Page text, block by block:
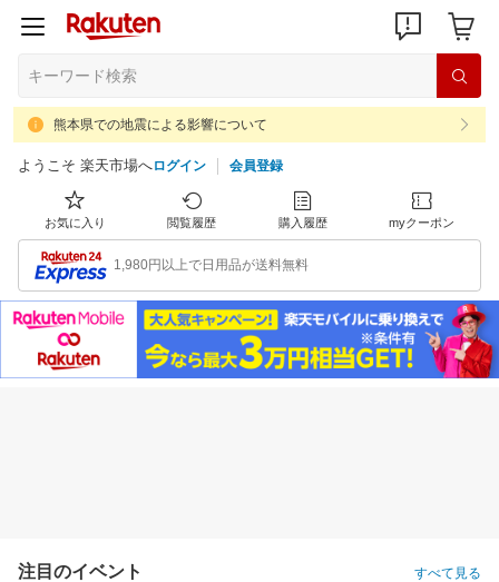
熊本県での地震による影響について
ようこそ 楽天市場へログイン 会員登録
お気に入り 閲覧履歴 購入履歴 myクーポン
1,980円以上で日用品が送料無料
注目のイベント すべて見る